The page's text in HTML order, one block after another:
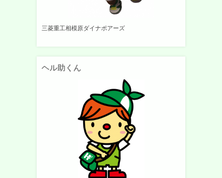
三菱重工相模原ダイナポアーズ
ヘル助くん